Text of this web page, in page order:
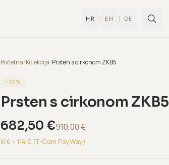
HR | EN | DE
Početna/Kolekcija/Prsten s cirkonom ZKB5
−25%
Prsten s cirkonom ZKB5
682,50 €910,00€
ili 6 × 114 € (T-Com PayWay)